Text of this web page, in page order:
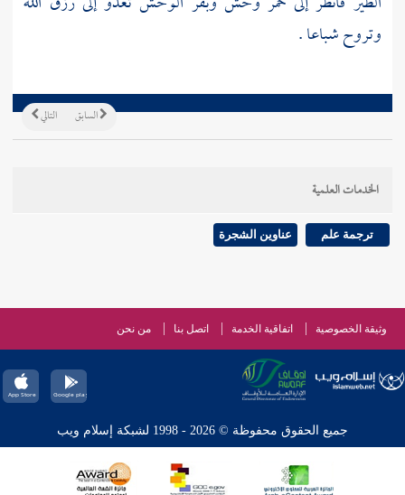
وتروح شباعا .
التالي السابق
الخدمات العلمية
ترجمة علم عناوين الشجرة
وثيقة الخصوصية اتفاقية الخدمة اتصل بنا من نحن
جميع الحقوق محفوظة © 2026 - 1998 لشبكة إسلام ويب